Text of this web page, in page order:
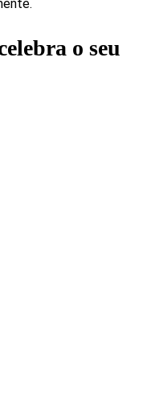
o seu